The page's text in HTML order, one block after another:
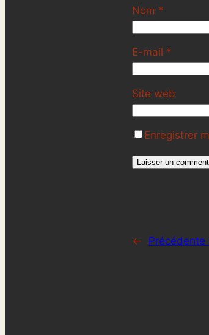
Nom *
E-mail *
Site web
Enregistrer
← Précédente